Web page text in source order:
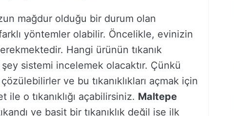
mağdur olduğu bir durum olan
yöntemler olabilir. Öncelikle, evinizin
Hangi ürünün tıkanık
sistemi incelemek olacaktır. Çünkü
ve bu tıkanıklıkları açmak için
o tıkanıklığı açabilirsiniz. Maltepe
ve basit bir tıkanıklık değil ise ilk